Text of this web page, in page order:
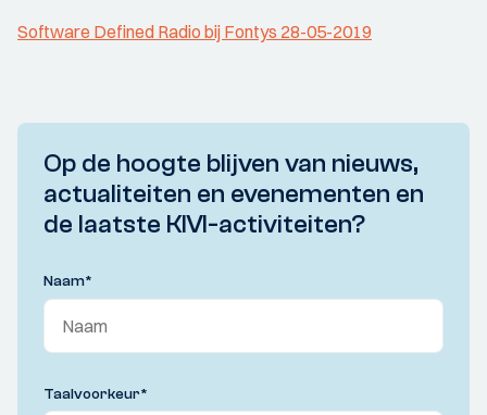
Software Defined Radio bij Fontys 28-05-2019
Op de hoogte blijven van nieuws,
actualiteiten en evenementen en
de laatste KIVI-activiteiten?
Naam*
Taalvoorkeur*